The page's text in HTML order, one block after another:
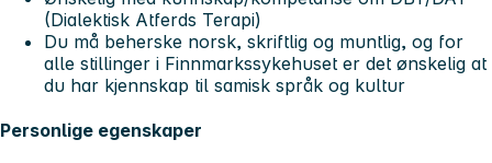
(Dialektisk Atferds Terapi)
Du må beherske norsk, skriftlig og muntlig, og for
alle stillinger i Finnmarkssykehuset er det ønskelig at
du har kjennskap til samisk språk og kultur
Personlige egenskaper